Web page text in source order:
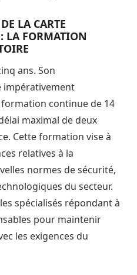
LA CARTE
LA FORMATION
ans. Son
impérativement
formation continue de 14
maximal de deux
Cette formation vise à
relatives à la
normes de sécurité,
du secteur.
spécialisés répondant à
pour maintenir
les exigences du